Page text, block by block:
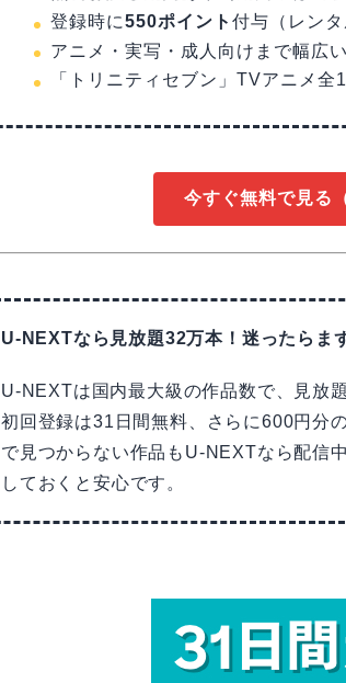
登録時に550ポイント 付与（レンタ
アニメ・実写・成人向けまで幅広
「トリニティセブン」TVアニメ全
今すぐ無料で見る
U-NEXTなら見放題32万本！迷ったらま
U-NEXTは国内最大級の作品数で、見放
初回登録は31日間無料、さらに600円分
で見つからない作品もU-NEXTなら配信
しておくと安心です。